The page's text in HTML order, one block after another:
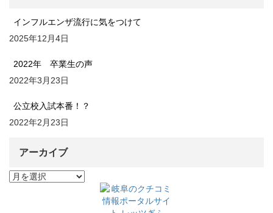
インフルエンザ流行に気をつけて
2025年12月4日
2022年 卒業生の声
2022年3月23日
公立校入試本番！？
2022年2月23日
アーカイブ
ア